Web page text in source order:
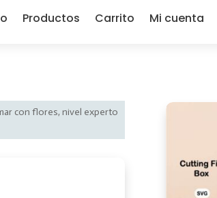
Productos Carrito Mi cuenta
con flores, nivel experto